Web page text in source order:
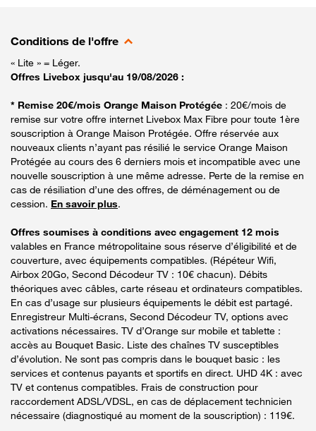
Conditions de l'offre
« Lite » = Léger.
Offres Livebox jusqu'au 19/08/2026 :
* Remise 20€/mois Orange Maison Protégée : 20€/mois de
remise sur votre offre internet Livebox Max Fibre pour toute 1ère
souscription à Orange Maison Protégée. Offre réservée aux
nouveaux clients n’ayant pas résilié le service Orange Maison
Protégée au cours des 6 derniers mois et incompatible avec une
nouvelle souscription à une même adresse. Perte de la remise en
cas de résiliation d’une des offres, de déménagement ou de
cession. En savoir plus.
Offres soumises à conditions avec engagement 12 mois
valables en France métropolitaine sous réserve d’éligibilité et de
couverture, avec équipements compatibles. (Répéteur Wifi,
Airbox 20Go, Second Décodeur TV : 10€ chacun). Débits
théoriques avec câbles, carte réseau et ordinateurs compatibles.
En cas d’usage sur plusieurs équipements le débit est partagé.
Enregistreur Multi-écrans, Second Décodeur TV, options avec
activations nécessaires. TV d’Orange sur mobile et tablette :
accès au Bouquet Basic. Liste des chaînes TV susceptibles
d’évolution. Ne sont pas compris dans le bouquet basic : les
services et contenus payants et sportifs en direct. UHD 4K : avec
TV et contenus compatibles. Frais de construction pour
raccordement ADSL/VDSL, en cas de déplacement technicien
nécessaire (diagnostiqué au moment de la souscription) : 119€.